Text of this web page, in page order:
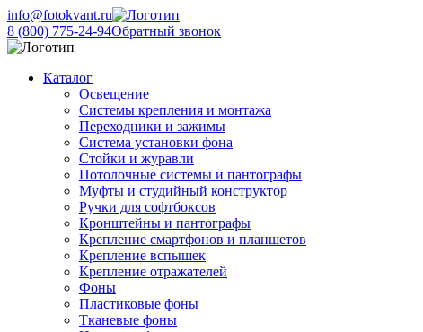
info@fotokvant.ru
8 (800) 775-24-94Обратный звонок
Каталог
Освещение
Системы крепления и монтажа
Переходники и зажимы
Система установки фона
Стойки и журавли
Потолочные системы и пантографы
Муфты и студийный конструктор
Ручки для софтбоксов
Кронштейны и пантографы
Крепление смартфонов и планшетов
Крепление вспышек
Крепление отражателей
Фоны
Пластиковые фоны
Тканевые фоны